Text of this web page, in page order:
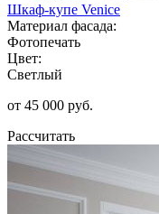
Шкаф-купе Venice
Материал фасада:
Фотопечать
Цвет:
Светлый
от 45 000 руб.
Рассчитать